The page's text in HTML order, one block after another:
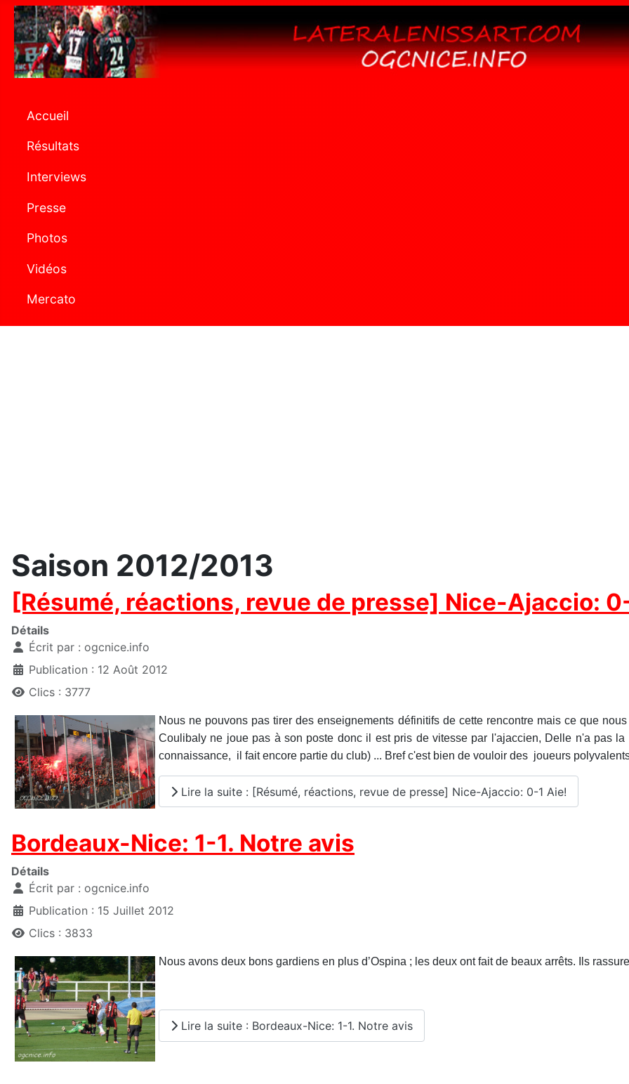
Accueil
Résultats
Interviews
Presse
Photos
Vidéos
Mercato
Saison 2012/2013
[Résumé, réactions, revue de presse] Nice-Ajaccio:
Détails
Écrit par : ogcnice.info
Publication : 12 Août 2012
Clics : 3777
Nous ne pouvons pas tirer des enseignements définitifs de cette rencontre mais ce que
Coulibaly ne joue pas à son poste donc il est pris de vitesse par l'ajaccien, Delle n'a pas
connaissance, il fait encore partie du club) ... Bref c'est bien de vouloir des joueurs
Lire la suite : [Résumé, réactions, revue de presse] Nice-Ajaccio: 0-1 Aie!
Bordeaux-Nice: 1-1. Notre avis
Détails
Écrit par : ogcnice.info
Publication : 15 Juillet 2012
Clics : 3833
Nous avons deux bons gardiens en plus d’Ospina ; les deux ont fait de beaux arrêts. Ils
Lire la suite : Bordeaux-Nice: 1-1. Notre avis